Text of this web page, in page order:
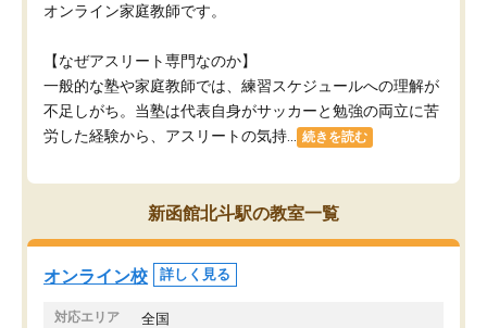
オンライン家庭教師です。
【なぜアスリート専門なのか】
一般的な塾や家庭教師では、練習スケジュールへの理解が
不足しがち。当塾は代表自身がサッカーと勉強の両立に苦
労した経験から、アスリートの気持...
続きを読む
新函館北斗駅の教室一覧
オンライン校 詳しく見る
対応エリア 全国